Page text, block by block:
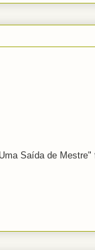
Saída de